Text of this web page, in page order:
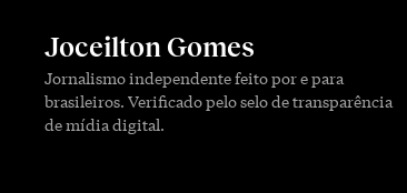
Joceilton Gomes
Jornalismo independente feito por e para
brasileiros. Verificado pelo selo de transparência
de mídia digital.